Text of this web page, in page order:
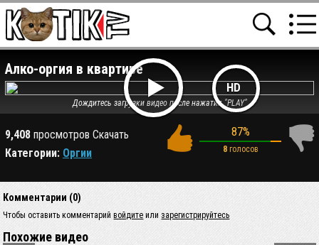
Алко-оргия в квартире
HD
Дождитесь загрузки видео после нажатия "PLAY"
9,408 просмотров Скачать 87%
8голосов
Категории: Оргии
Комментарии (0)
Чтобы оставить комментарийвойдите или зарегистрируйтесь
Похожие видео